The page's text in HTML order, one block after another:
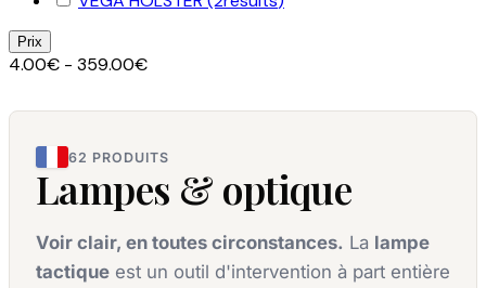
Prix
4.00€ - 359.00€
62 PRODUITS
Lampes & optique
Voir clair, en toutes circonstances. La lampe
tactique est un outil d'intervention à part entière